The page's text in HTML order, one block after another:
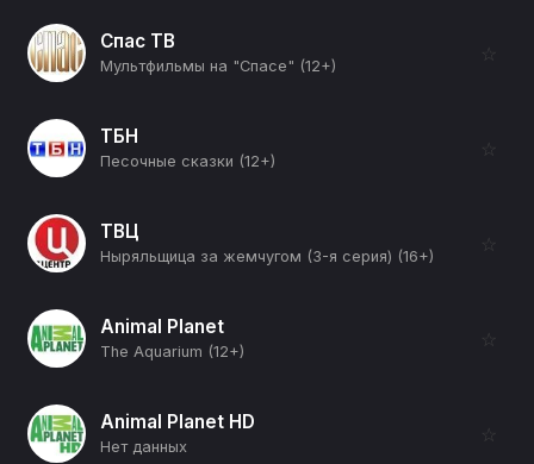
Спас ТВ
Мультфильмы на "Спасе" (12+)
☆
ТБН
Песочные сказки (12+)
☆
ТВЦ
Ныряльщица за жемчугом (3-я серия) (16+)
☆
Animal Planet
The Aquarium (12+)
☆
Animal Planet HD
Нет данных
☆